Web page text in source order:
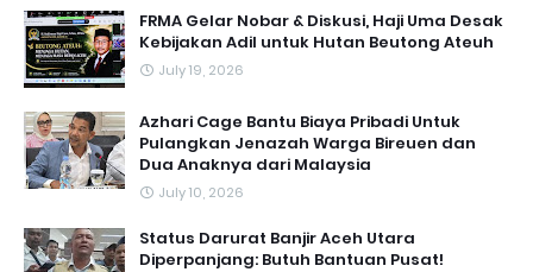
FRMA Gelar Nobar & Diskusi, Haji Uma Desak
Kebijakan Adil untuk Hutan Beutong Ateuh
July 19, 2026
Azhari Cage Bantu Biaya Pribadi Untuk
Pulangkan Jenazah Warga Bireuen dan
Dua Anaknya dari Malaysia
July 10, 2026
Status Darurat Banjir Aceh Utara
Diperpanjang: Butuh Bantuan Pusat!